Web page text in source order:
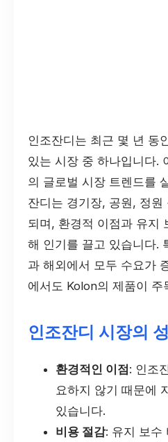
인조잔디는 최근 몇 년 동
있는 시장 중 하나입니다.
의 글로벌 시장 트렌드를
잔디는 경기장, 공원, 정
되며, 환경적 이점과 유지
해 인기를 끌고 있습니다.
과 해외에서 모두 수요가
에서도 Kolon의 제품이 주
인조잔디 시장의
환경적인 이점: 인조
요하지 않기 때문에
있습니다.
비용 절감: 유지 보수